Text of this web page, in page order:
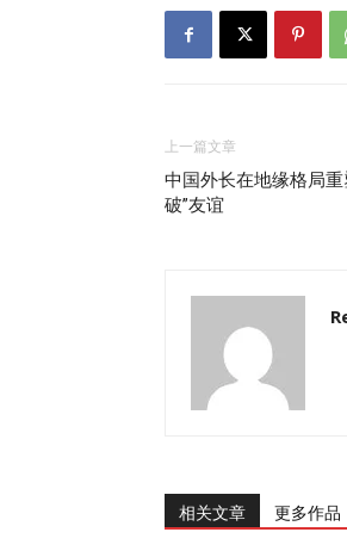
上一篇文章
中国外长在地缘格局
破”友谊
相关文章 更多作品